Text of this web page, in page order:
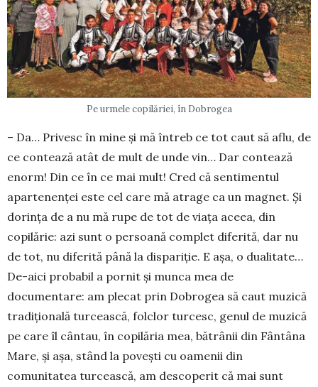
Pe urmele copilăriei, în Dobrogea
– Da… Privesc în mine și mă întreb ce tot caut să aflu, de
ce contează atât de mult de unde vin… Dar contează
enorm! Din ce în ce mai mult! Cred că sentimentul
apartenenței este cel care mă atrage ca un magnet. Și
dorința de a nu mă rupe de tot de viața aceea, din
copilărie: azi sunt o persoană com­plet di­ferită, dar nu
de tot, nu diferită până la dispa­ri­ție. E așa, o dualitate…
De-aici probabil a pornit și munca mea de
documentare: am plecat prin Do­brogea să caut muzică
tradițională tur­cească, folclor turcesc, genul de muzică
pe care îl cântau, în copilă­ria mea, bătrânii din Fântâna
Mare, și așa, stând la povești cu oamenii din
comunitatea turcească, am descoperit că mai sunt